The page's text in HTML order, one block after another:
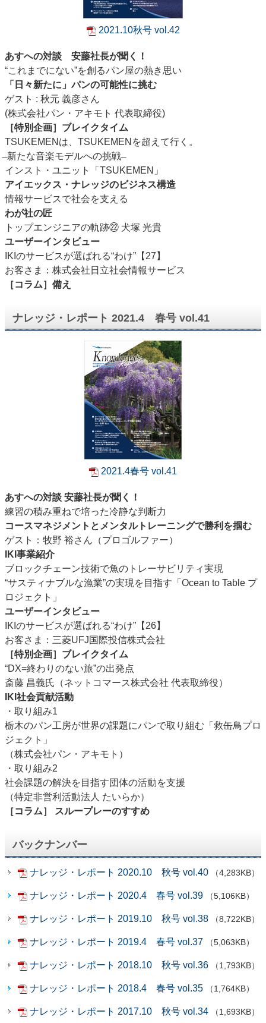
2021.10秋号 vol.42
あすへの対談 安藤社長が聞く！
“これまでにない”を創るパン屋の熱き思い
「日々新たに」パンの可能性に挑む
ゲスト : 秋元 義彦さん
(株式会社パン・アキモト 代表取締役)
［特別企画］ブレイクタイム
TSUKEMENは、TSUKEMENを超えて行く。
̶ 新たな音楽モデルへの挑戦 ̶
インスト・ユニット「TSUKEMEN」
アイエックス・ナレッジのビジネス構造
情報サービスで社会を支える
わが社の匠
トップエンジニアの軌跡㉒ 犬塚 光貴
ユーザーインタビュー
IKIのサービスが選ばれる“わけ”【27】
お客さま：株式会社日立社会情報サービス
［コラム］備え
ナレッジ・レポート 2021.4 春号 vol.41
2021.4春号 vol.41
あすへの対談 安藤社長が聞く！
練習の積み重ねで培った冷静な判断力
コースマネジメントとメンタルトレーニングで勝利を掴む
ゲスト：牧野 裕さん（プロゴルファー）
IKI事業紹介
ブロックチェーン技術で魚のトレーサビリティ実現
“サスティナブルな漁業”の実現を目指す「Ocean to Table プ
ロジェクト」
ユーザーインタビュー
IKIのサービスが選ばれる“わけ”【26】
お客さま：三菱UFJ国際投信株式会社
［特別企画］ブレイクタイム
“DX=終わりのない旅”の出発点
斎藤 昌義氏（ネットコマース株式会社 代表取締役）
IKI社会貢献活動
・取り組み1
栃木のパン工房が世界の課題にパンで取り組む「救缶鳥プロ
ジェクト」
（株式会社パン・アキモト）
・取り組み2
社会課題の解決を目指す団体の活動を支援
（特定非営利活動法人 たいらか）
［コラム］ スループレーのすすめ
バックナンバー
ナレッジ・レポート 2020.10 秋号 vol.40 （4,283KB）
ナレッジ・レポート 2020.4 春号 vol.39 （5,106KB）
ナレッジ・レポート 2019.10 秋号 vol.38 （8,722KB）
ナレッジ・レポート 2019.4 春号 vol.37 （5,063KB）
ナレッジ・レポート 2018.10 秋号 vol.36 （1,793KB）
ナレッジ・レポート 2018.4 春号 vol.35 （1,764KB）
ナレッジ・レポート 2017.10 秋号 vol.34 （1,693KB）